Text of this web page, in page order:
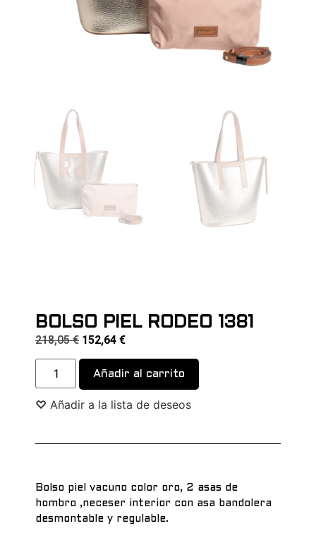
BOLSO PIEL RODEO 1381
218,05€ 152,64 €
Añadir al carrito
♡ Añadir a la lista de deseos
Bolso piel vacuno color oro, 2 asas de
hombro ,neceser interior con asa bandolera
desmontable y regulable.